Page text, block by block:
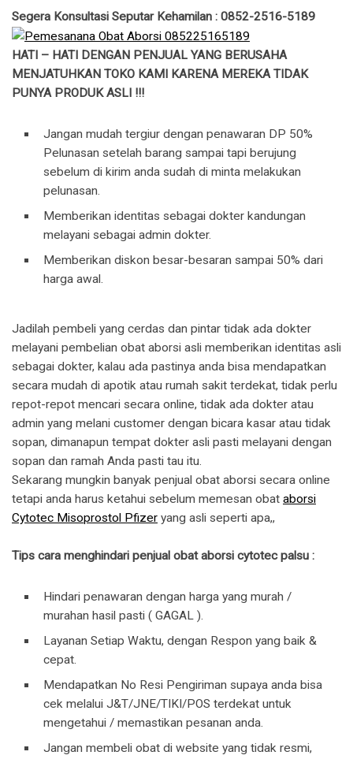
Segera Konsultasi Seputar Kehamilan : 0852-2516-5189
HATI – HATI DENGAN PENJUAL YANG BERUSAHA
MENJATUHKAN TOKO KAMI KARENA MEREKA TIDAK
PUNYA PRODUK ASLI !!!
Jangan mudah tergiur dengan penawaran DP 50%
Pelunasan setelah barang sampai tapi berujung
sebelum di kirim anda sudah di minta melakukan
pelunasan.
Memberikan identitas sebagai dokter kandungan
melayani sebagai admin dokter.
Memberikan diskon besar-besaran sampai 50% dari
harga awal.
Jadilah pembeli yang cerdas dan pintar tidak ada dokter
melayani pembelian obat aborsi asli memberikan identitas asli
sebagai dokter, kalau ada pastinya anda bisa mendapatkan
secara mudah di apotik atau rumah sakit terdekat, tidak perlu
repot-repot mencari secara online, tidak ada dokter atau
admin yang melani customer dengan bicara kasar atau tidak
sopan, dimanapun tempat dokter asli pasti melayani dengan
sopan dan ramah Anda pasti tau itu.
Sekarang mungkin banyak penjual obat aborsi secara online
tetapi anda harus ketahui sebelum memesan obat aborsi
Cytotec Misoprostol Pfizer yang asli seperti apa,,
Tips cara menghindari penjual obat aborsi cytotec palsu :
Hindari penawaran dengan harga yang murah /
murahan hasil pasti ( GAGAL ).
Layanan Setiap Waktu, dengan Respon yang baik &
cepat.
Mendapatkan No Resi Pengiriman supaya anda bisa
cek melalui J&T/JNE/TIKI/POS terdekat untuk
mengetahui / memastikan pesanan anda.
Jangan membeli obat di website yang tidak resmi,